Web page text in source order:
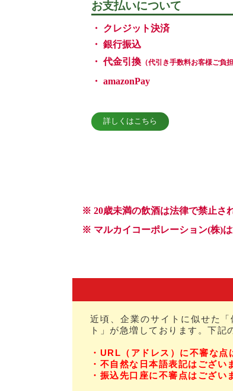
近頃、企業のサイトに似せた
ト」が急増しております。下記
・URL（アドレス）に不審な
・不自然な日本語表記はござい
・振込先口座に不審点はござい